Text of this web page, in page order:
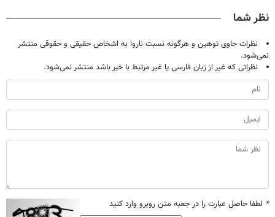
بگیر!
نظر شما
نظرات حاوی توهین و هرگونه نسبت ناروا به اشخاص حقیقی و حقوقی منتشر
نمی‌شود.
نظراتی که غیر از زبان فارسی یا غیر مرتبط با خبر باشد منتشر نمی‌شود.
* لطفا حاصل عبارت را در جعبه متن روبرو وارد کنید